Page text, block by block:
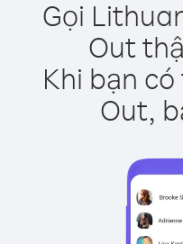
Gọi
Out
Khi bạn
Out,